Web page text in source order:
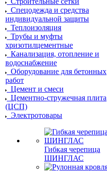
Спецодежда и средства
индивидуальной защиты
Теплоизоляция
Трубы и муфты
хризотилцементные
Канализация, отопление и
водоснабжение
Оборудование для бетонных
работ
Цемент и смеси
Цементно-стружечная плита
(ЦСП)
Электротовары
Гибкая черепица
ШИНГЛАС